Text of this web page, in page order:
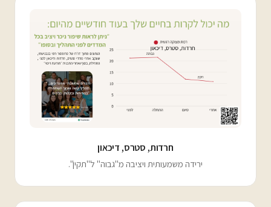
חרדות, סטרס, דיכאון
ירידה משמעותית ויציבה מ"גבוה" ל"תקין".